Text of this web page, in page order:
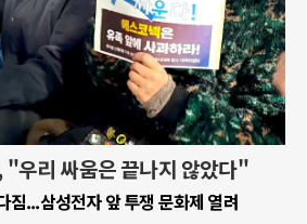
"우리 싸움은 끝나지 않았다"
짐...삼성전자 앞 투쟁 문화제 열려